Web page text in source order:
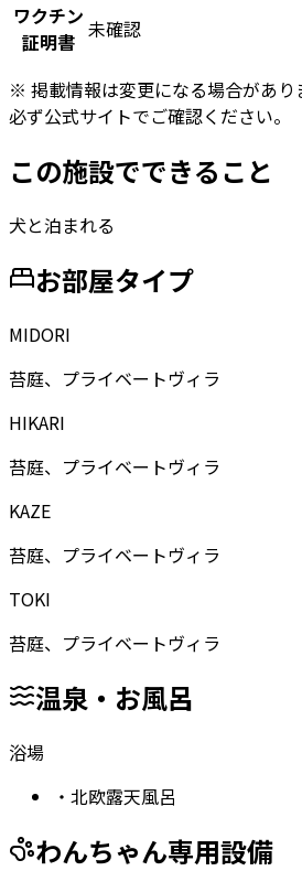
ワクチン
証明書 未確認
※ 掲載情報は変更になる場合があり
必ず公式サイトでご確認ください。
この施設でできること
犬と泊まれる
お部屋タイプ
MIDORI
苔庭、プライベートヴィラ
HIKARI
苔庭、プライベートヴィラ
KAZE
苔庭、プライベートヴィラ
TOKI
苔庭、プライベートヴィラ
温泉・お風呂
浴場
・ 北欧露天風呂
わんちゃん専用設備